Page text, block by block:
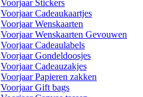
Voorjaar Stickers
Voorjaar Cadeaukaartjes
Voorjaar Wenskaarten
Voorjaar Wenskaarten Gevouwen
Voorjaar Cadeaulabels
Voorjaar Gondeldoosjes
Voorjaar Cadeauzakjes
Voorjaar Papieren zakken
Voorjaar Gift bags